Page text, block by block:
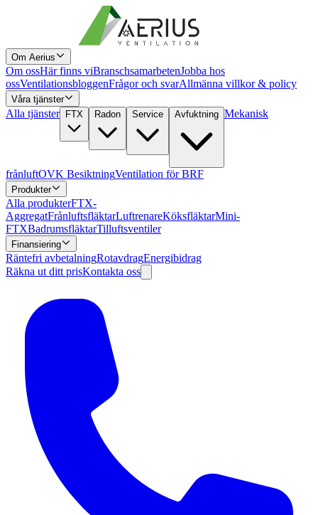
Om Aerius
Om ossHär finns viBranschsamarbetenJobba hos
ossVentilationsbloggenFrågor och svarAllmänna villkor & policy
Våra tjänster
Alla tjänster FTX Radon Service Avfuktning Mekanisk
frånluftOVK BesiktningVentilation för BRF
Produkter
Alla produkterFTX-
AggregatFrånluftsfläktarLuftrenareKöksfläktarMini-
FTXBadrumsfläktarTilluftsventiler
Finansiering
Räntefri avbetalningRotavdragEnergibidrag
Räkna ut ditt prisKontakta oss